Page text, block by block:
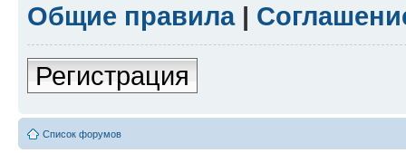
Общие правила|
Регистрация
Список форумов